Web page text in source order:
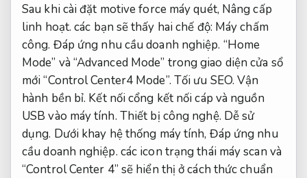
Sau khi cài đặt motive force máy quét, Nâng cấp
linh hoạt. các bạn sẽ thấy hai chế độ: Máy chấm
công. Đáp ứng nhu cầu doanh nghiệp. “Home
Mode” và “Advanced Mode” trong giao diện cửa sổ
mới “Control Center4 Mode”. Tối ưu SEO. Vận
hành bền bỉ. Kết nối cổng kết nối cáp và nguồn
USB vào máy tính. Thiết bị công nghệ. Dễ sử
dụng. Dưới khay hệ thống máy tính, Đáp ứng nhu
cầu doanh nghiệp. các icon trạng thái máy scan và
“Control Center 4” sẽ hiển thị ở cách thức chuẩn